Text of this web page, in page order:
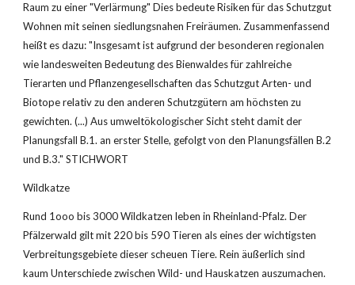
Raum zu einer "Verlärmung" ­Dies bedeute Risiken für das Schutzgut
Wohnen mit seinen siedlungsnahen Freiräumen. Zusammenfassend
heißt es dazu: "Insgesamt ist aufgrund der besonderen regionalen
wie landesweiten Bedeutung des Bienwaldes für zahlreiche
Tierarten und Pflanzengesellschaften das Schutzgut Arten- und
Biotope relativ zu den anderen Schutzgütern am höchsten zu
gewichten. (...) Aus umweltökologischer Sicht steht damit der
Planungsfall B.1. an erster Stelle, gefolgt von den Planungsfällen B.2
und B.3." STICHWORT
Wildkatze
Rund 1ooo bis 3000 Wildkatzen leben in Rheinland-Pfalz. Der
Pfälzerwald gilt mit 220 bis 590 Tieren als eines der wichtigsten
Verbreitungsgebiete dieser scheuen Tiere. Rein äußerlich sind
kaum Unterschiede zwischen Wild- und Hauskatzen auszumachen.